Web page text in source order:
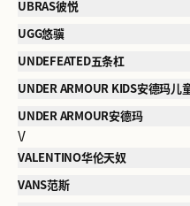
UBRAS彼悦
UGG悠骥
UNDEFEATED五条杠
UNDER ARMOUR KIDS安德玛儿
UNDER ARMOUR安德玛
V
VALENTINO华伦天奴
VANS范斯